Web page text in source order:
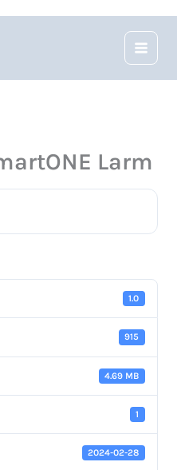
Larm
1.0
915
4.69 MB
1
2024-02-28